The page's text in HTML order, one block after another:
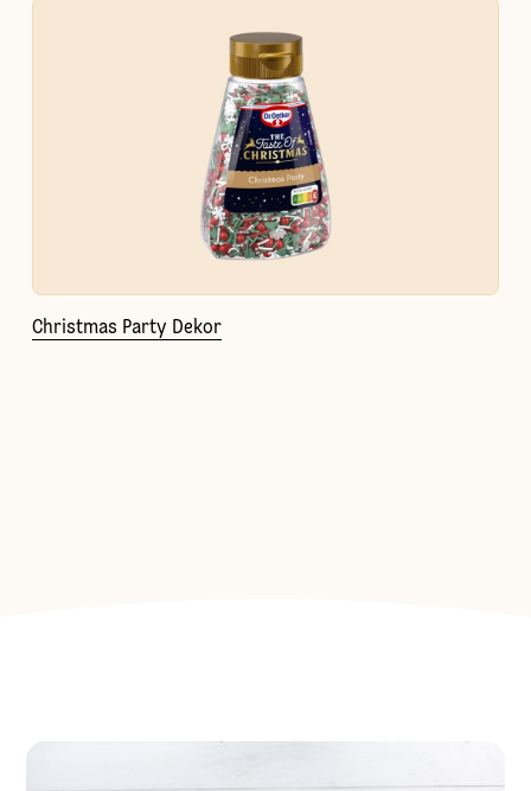
Christmas Party Dekor